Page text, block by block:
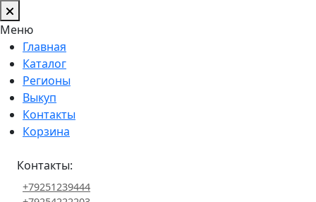
Меню
Главная
Каталог
Регионы
Выкуп
Контакты
Корзина
Контакты:
+79251239444